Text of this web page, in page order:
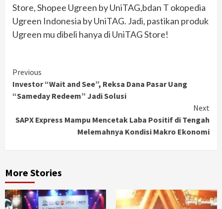
Store, Shopee Ugreen by UniTAG,bdan T okopedia
Ugreen Indonesia by UniTAG. Jadi, pastikan produk
Ugreen mu dibeli hanya di UniTAG Store!
Continue
Reading
Previous
Investor “Wait and See”, Reksa Dana Pasar Uang
“Sameday Redeem” Jadi Solusi
Next
SAPX Express Mampu Mencetak Laba Positif di Tengah
Melemahnya Kondisi Makro Ekonomi
More Stories